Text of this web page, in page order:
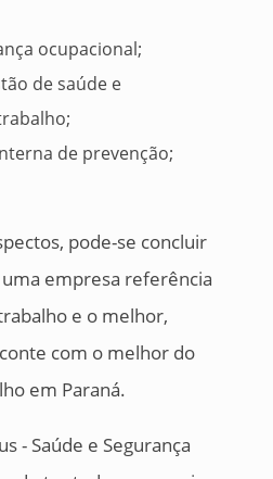
ocupacional;
de saúde e
de prevenção;
pode-se concluir
empresa referência
e o melhor,
com o melhor do
em Paraná.
- Saúde e Segurança